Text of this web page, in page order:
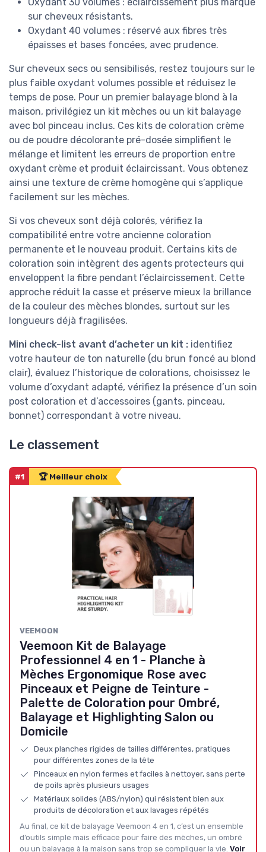
sur cheveux résistants.
Oxydant 40 volumes : réservé aux fibres très
épaisses et bases foncées, avec prudence.
Sur cheveux secs ou sensibilisés, restez toujours sur le
plus faible oxydant volumes possible et réduisez le
temps de pose. Pour un premier balayage blond à la
maison, privilégiez un kit mèches ou un kit balayage
avec bol pinceau inclus. Ces kits de coloration crème
ou de poudre décolorante pré-dosée simplifient le
mélange et limitent les erreurs de proportion entre
oxydant crème et produit éclaircissant. Vous obtenez
ainsi une texture de crème homogène qui s’applique
facilement sur les mèches.
Si vos cheveux sont déjà colorés, vérifiez la
compatibilité entre votre ancienne coloration
permanente et le nouveau produit. Certains kits de
coloration soin intègrent des agents protecteurs qui
enveloppent la fibre pendant l’éclaircissement. Cette
approche réduit la casse et préserve mieux la brillance
de la couleur des mèches blondes, surtout sur les
longueurs déjà fragilisées.
Mini check-list avant d’acheter un kit : identifiez
votre hauteur de ton naturelle (du brun foncé au blond
clair), évaluez l’historique de colorations, choisissez le
volume d’oxydant adapté, vérifiez la présence d’un soin
post coloration et d’accessoires (gants, pinceau,
bonnet) correspondant à votre niveau.
Le classement
#1 🏆 Meilleur choix
VEEMOON
Veemoon Kit de Balayage
Professionnel 4 en 1 - Planche à
Mèches Ergonomique Rose avec
Pinceaux et Peigne de Teinture -
Palette de Coloration pour Ombré,
Balayage et Highlighting Salon ou
Domicile
Deux planches rigides de tailles différentes, pratiques
pour différentes zones de la tête
Pinceaux en nylon fermes et faciles à nettoyer, sans perte
de poils après plusieurs usages
Matériaux solides (ABS/nylon) qui résistent bien aux
produits de décoloration et aux lavages répétés
Au final, ce kit de balayage Veemoon 4 en 1, c’est un ensemble
d’outils simple mais efficace pour faire des mèches, un ombré
ou un balayage à la maison sans trop se compliquer la vie. Voir